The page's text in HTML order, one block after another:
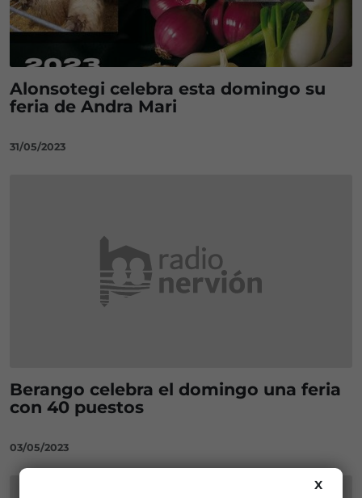
Alonsotegi celebra esta domingo su
feria de Andra Mari
31/05/2023
Berango celebra el domingo una feria
con 40 puestos
03/05/2023
X